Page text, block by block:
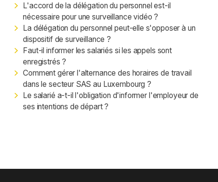
L'accord de la délégation du personnel est-il
nécessaire pour une surveillance vidéo ?
La délégation du personnel peut-elle s'opposer à un
dispositif de surveillance ?
Faut-il informer les salariés si les appels sont
enregistrés ?
Comment gérer l'alternance des horaires de travail
dans le secteur SAS au Luxembourg ?
Le salarié a-t-il l'obligation d'informer l'employeur de
ses intentions de départ ?